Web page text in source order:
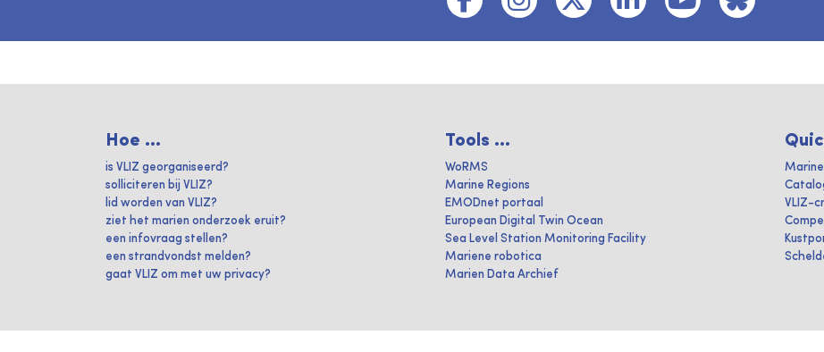
Hoe ...
is VLIZ georganiseerd?
solliciteren bij VLIZ?
lid worden van VLIZ?
ziet het marien onderzoek eruit?
een infovraag stellen?
een strandvondst melden?
gaat VLIZ om met uw privacy?
Tools ...
WoRMS
Marine Regions
EMODnet portaal
European Digital Twin Ocean
Sea Level Station Monitoring Facility
Mariene robotica
Marien Data Archief
VLIZ-